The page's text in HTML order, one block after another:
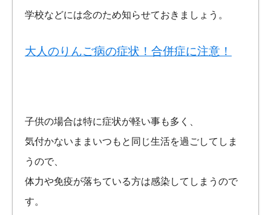
学校などには念のため知らせておきましょう。
大人のりんご病の症状！合併症に注意！
子供の場合は特に症状が軽い事も多く、
気付かないままいつもと同じ生活を過ごしてしま
うので、
体力や免疫が落ちている方は感染してしまうので
す。